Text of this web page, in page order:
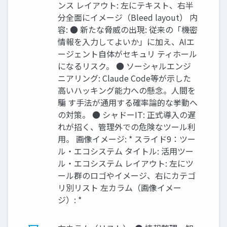
ンス レイアウト: 左にテキスト、右半
分全面にイメージ（Bleed layout） 内
容: ●​ 新たな脅威の出現: 従来の「機密
情報を入力してよいか」に加え、AIエ
ージェント自体がセキュリ ティホール
になるリスク。 ●​ ソーシャルエンジ
ニアリング: Claude Code等が示した
高いハッキング能力への懸念。人間を
騙 す手法が通用する確率論的な挙動へ
の対策。 ●​ シャドーIT: 正式導入の遅
れが招く、管理外での危険なツール利
用。 画像イメージ: * スライド9：ツー
ル・エコシステム タイトル: 活用ツー
ル・エコシステム レイアウト: 左にツ
ール群のロゴやイメージ、右にカテゴ
リ別リスト 左カラム（画像イメー
ジ）: *